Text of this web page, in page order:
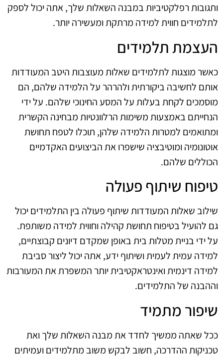
ותגובות רפלקטיביות במבנה השאלות שלך, אתה יכול לספק
לתלמידים חווית למידה מרתקת ומעשירה יותר.
העצמת תלמידים
כאשר מוצגות לתלמידים שאלות מעוצבות היטב המעודדות
אותם לחשיבה ביקורתית ולהרהר על הלמידה שלהם, הם
מוסמכים לקחת בעלות על המסע החינוכי שלהם. על ידי
הנחייתם באמצעות משימות הרלוונטיות מבחינה הקשרית
ומתואמים למטרות הלמידה שלהן, תוכלו לטפח תחושת
אוטונומיה ומוטיבציה שישפרו את הביצועים האקדמיים
הכוללים שלהם.
טיפוח שיתוף פעולה
שילוב שאלות המעודדות שיתוף פעולה בין התלמידים יכול
גם להועיל בטיפוח תחושת קהילה וחווית למידה משותפת.
על ידי בניית מטלות בית באופן שמקדם דיונים קבוצתיים,
למידה עמית לעמית ושיתוף ידע, אתה יכול ליצור סביבת
למידה דינמית ואינטראקטיבית יותר המשפרת את המעורבות
וההבנה של התלמידים.
שיפור מתמיד
ככל שאתה ממשיך לחדד את מבנה השאלות שלך ואת
טכניקות ההדרכה, חשוב לבקש משוב מתלמידים ועמיתים